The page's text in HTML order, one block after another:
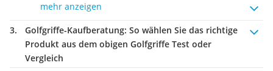
mehr anzeigen
Golfgriffe-Kaufberatung: So wählen Sie das richtige
Produkt aus dem obigen Golfgriffe Test oder
Vergleich